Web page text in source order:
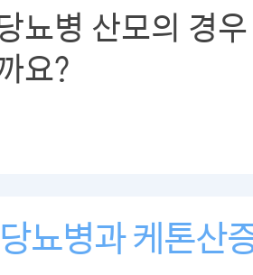
뇨병 산모의 경
요?
뇨병과 케톤산